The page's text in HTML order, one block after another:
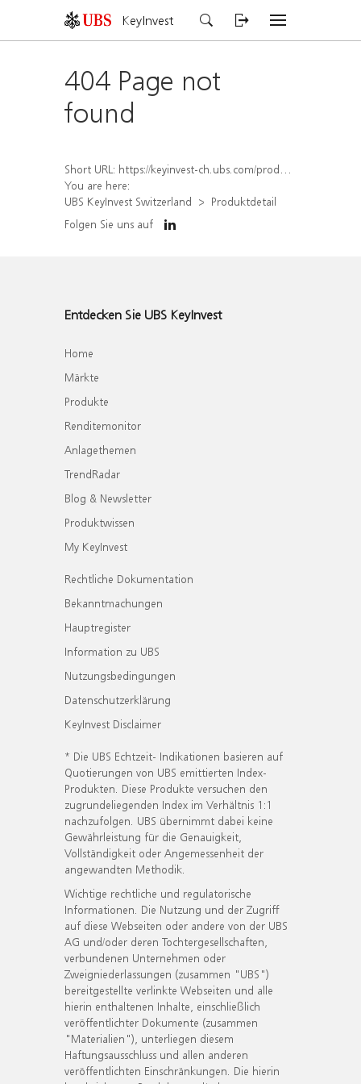
KeyInvest
404 Page not
found
Short URL: https://keyinvest-ch.ubs.com/produkt/detail/index/isin/CH1579769451
You are here:
UBS KeyInvest Switzerland
Produktdetail
Folgen Sie uns auf
Entdecken Sie UBS KeyInvest
Home
Märkte
Produkte
Renditemonitor
Anlagethemen
TrendRadar
Blog & Newsletter
Produktwissen
My KeyInvest
Rechtliche Dokumentation
Bekanntmachungen
Hauptregister
Information zu UBS
Nutzungsbedingungen
Datenschutzerklärung
KeyInvest Disclaimer
* Die UBS Echtzeit- Indikationen basieren auf
Quotierungen von UBS emittierten Index-
Produkten. Diese Produkte versuchen den
zugrundeliegenden Index im Verhältnis 1:1
nachzufolgen. UBS übernimmt dabei keine
Gewährleistung für die Genauigkeit,
Vollständigkeit oder Angemessenheit der
angewandten Methodik.
Wichtige rechtliche und regulatorische
Informationen. Die Nutzung und der Zugriff
auf diese Webseiten oder andere von der UBS
AG und/oder deren Tochtergesellschaften,
verbundenen Unternehmen oder
Zweigniederlassungen (zusammen "UBS")
bereitgestellte verlinkte Webseiten und alle
hierin enthaltenen Inhalte, einschließlich
veröffentlichter Dokumente (zusammen
"Materialien"), unterliegen diesem
Haftungsausschluss und allen anderen
veröffentlichten Einschränkungen. Die hierin